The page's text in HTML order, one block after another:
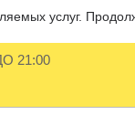
услуг.
21:00